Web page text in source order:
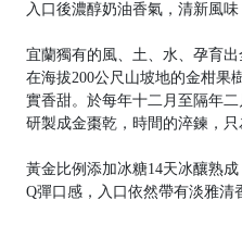
入口後濃醇奶油香氣，清新風味
宜蘭獨有的風、土、水、孕育
在海拔200公尺山坡地的金柑果
實香甜。於每年十二月至隔年
研製成金棗乾，時間的淬鍊，只
黃金比例添加冰糖14天冰釀熟
Q彈口感，入口依然帶有淡雅清